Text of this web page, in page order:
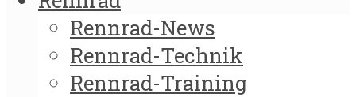
Rennrad-News
Rennrad-Technik
Rennrad-Training